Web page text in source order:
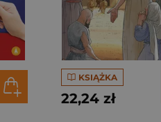
KSIĄŻKA
22,24 zł